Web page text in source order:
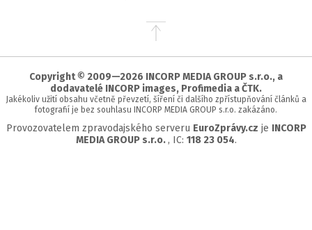
Přejít
stránky
Copyright © 2009—2026 INCORP MEDIA GROUP s.r.o., a
dodavatelé INCORP images, Profimedia a ČTK.
Jakékoliv užití obsahu včetně převzetí, šíření či dalšího zpřístupňování článků a
fotografií je bez souhlasu INCORP MEDIA GROUP s.r.o. zakázáno.
Provozovatelem zpravodajského serveru EuroZprávy.cz je INCORP
MEDIA GROUP s.r.o. , IC: 118 23 054.